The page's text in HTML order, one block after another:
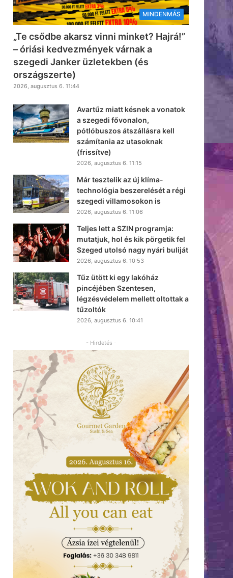
MINDENMÁS
„Te csődbe akarsz vinni minket? Hajrá!”
– óriási kedvezmények várnak a
szegedi Janker üzletekben (és
országszerte)
2026, augusztus 6. 11:44
Avartűz miatt késnek a vonatok
a szegedi fővonalon,
pótlóbuszos átszállásra kell
számítania az utasoknak
(frissítve)
2026, augusztus 6. 11:15
Már tesztelik az új klíma-
technológia beszerelését a régi
szegedi villamosokon is
2026, augusztus 6. 11:06
Teljes lett a SZIN programja:
mutatjuk, hol és kik pörgetik fel
Szeged utolsó nagy nyári buliját
2026, augusztus 6. 10:53
Tűz ütött ki egy lakóház
pincéjében Szentesen,
légzésvédelem mellett oltottak a
tűzoltók
2026, augusztus 6. 10:41
- Hirdetés -